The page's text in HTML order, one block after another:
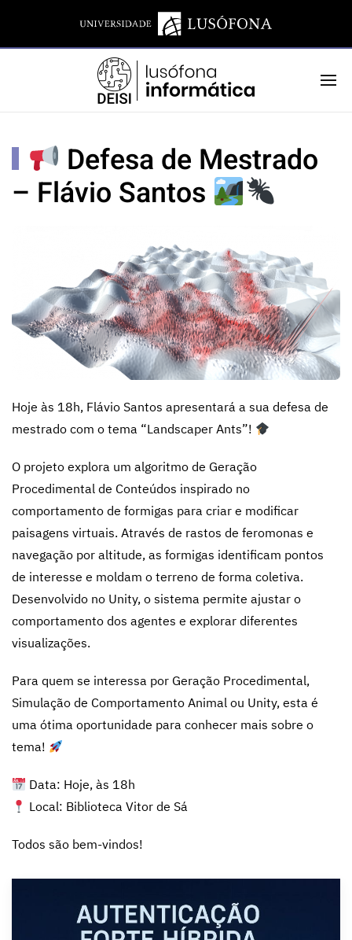
Defesa de Mestrado
– Flávio Santos
Hoje às 18h, Flávio Santos apresentará a sua defesa de
mestrado com o tema “Landscaper Ants”!
O projeto explora um algoritmo de Geração
Procedimental de Conteúdos inspirado no
comportamento de formigas para criar e modificar
paisagens virtuais. Através de rastos de feromonas e
navegação por altitude, as formigas identificam pontos
de interesse e moldam o terreno de forma coletiva.
Desenvolvido no Unity, o sistema permite ajustar o
comportamento dos agentes e explorar diferentes
visualizações.
Para quem se interessa por Geração Procedimental,
Simulação de Comportamento Animal ou Unity, esta é
uma ótima oportunidade para conhecer mais sobre o
tema!
Data: Hoje, às 18h
Local: Biblioteca Vitor de Sá
Todos são bem-vindos!